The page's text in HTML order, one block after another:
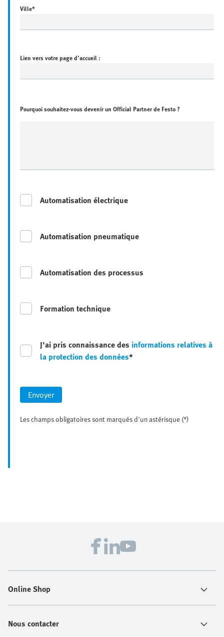
Ville*
Lien vers votre page d'accueil :
Pourquoi souhaitez-vous devenir un Official Partner de Festo ?
Automatisation électrique
Automatisation pneumatique
Automatisation des processus
Formation technique
J'ai pris connaissance des informations relatives à
la protection des données*
Envoyer
Les champs obligatoires sont marqués d'un astérisque (*)
Online Shop
Nous contacter